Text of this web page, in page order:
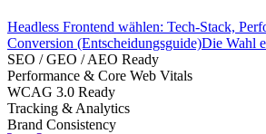
Headless Frontend wählen: Tech-Stack,
Conversion (Entscheidungsguide)Die Wahl
SEO / GEO / AEO Ready
Performance & Core Web Vitals
WCAG 3.0 Ready
Tracking & Analytics
Brand Consistency